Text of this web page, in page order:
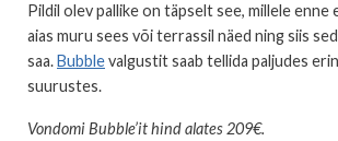
Pildil olev pallike on täpselt see, millele enne
aias muru sees või terrassil näed ning siis
saa.Bubblevalgustit saab tellida paljudes
suurustes.
Vondomi Bubble’it hind alates 209€.